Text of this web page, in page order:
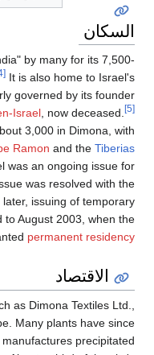
Dimona is described as
strong Indian Jewish
Black Hebrewcommunity,
and spiritual leader,Ben
The Black Hebrews
additional families inArad
area. Their official status
many years, but in May
issuing of first B/1 visas, and
residency. Status was
Israeli Ministry of
.
In the early 1980s, textile
dominated the industrial
closed. Dimona Silica